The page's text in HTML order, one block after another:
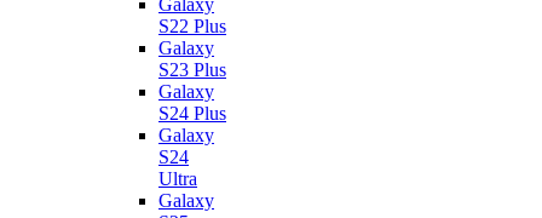
Galaxy
S22 Plus
Galaxy
S23 Plus
Galaxy
S24 Plus
Galaxy
S24
Ultra
Galaxy